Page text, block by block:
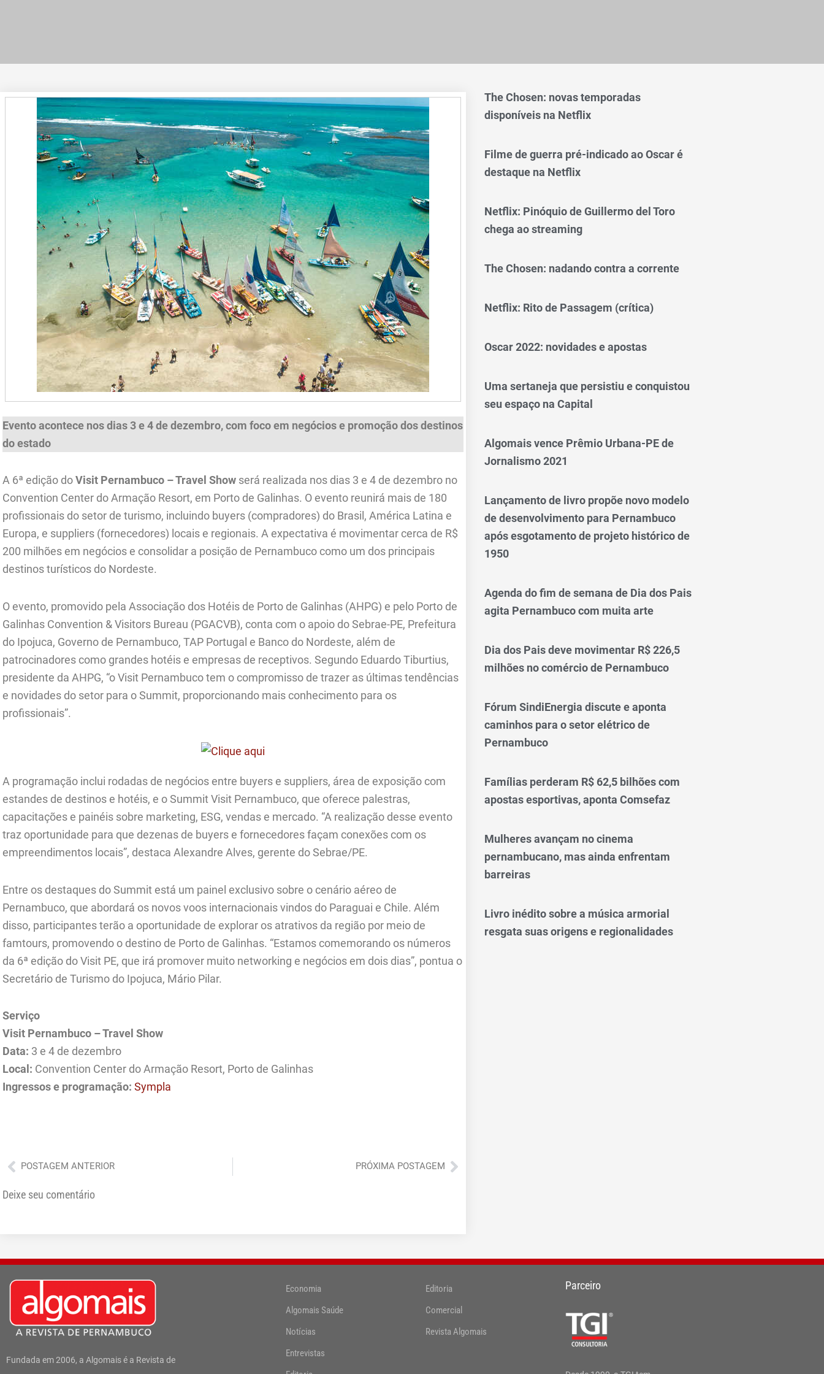
Evento acontece nos dias 3 e 4 de dezembro, com foco em negócios e promoção dos destinos
do estado
A 6ª edição doVisit Pernambuco – Travel Show será realizada nos dias 3 e 4 de dezembro no
Convention Center do Armação Resort, em Porto de Galinhas. O evento reunirá mais de 180
profissionais do setor de turismo, incluindo buyers (compradores) do Brasil, América Latina e
Europa, e suppliers (fornecedores) locais e regionais. A expectativa é movimentar cerca de R$
200 milhões em negócios e consolidar a posição de Pernambuco como um dos principais
destinos turísticos do Nordeste.
O evento, promovido pela Associação dos Hotéis de Porto de Galinhas (AHPG) e pelo Porto de
Galinhas Convention & Visitors Bureau (PGACVB), conta com o apoio do Sebrae-PE, Prefeitura
do Ipojuca, Governo de Pernambuco, TAP Portugal e Banco do Nordeste, além de
patrocinadores como grandes hotéis e empresas de receptivos. Segundo Eduardo Tiburtius,
presidente da AHPG, “o Visit Pernambuco tem o compromisso de trazer as últimas tendências
e novidades do setor para o Summit, proporcionando mais conhecimento para os
profissionais”.
A programação inclui rodadas de negócios entre buyers e suppliers, área de exposição com
estandes de destinos e hotéis, e o Summit Visit Pernambuco, que oferece palestras,
capacitações e painéis sobre marketing, ESG, vendas e mercado. “A realização desse evento
traz oportunidade para que dezenas de buyers e fornecedores façam conexões com os
empreendimentos locais”, destaca Alexandre Alves, gerente do Sebrae/PE.
Entre os destaques do Summit está um painel exclusivo sobre o cenário aéreo de
Pernambuco, que abordará os novos voos internacionais vindos do Paraguai e Chile. Além
disso, participantes terão a oportunidade de explorar os atrativos da região por meio de
famtours, promovendo o destino de Porto de Galinhas. “Estamos comemorando os números
da 6ª edição do Visit PE, que irá promover muito networking e negócios em dois dias”, pontua o
Secretário de Turismo do Ipojuca, Mário Pilar.
Serviço
Visit Pernambuco – Travel Show
Data: 3 e 4 de dezembro
Local: Convention Center do Armação Resort, Porto de Galinhas
Ingressos e programação: Sympla
Anterior
POSTAGEM ANTERIOR PRÓXIMA POSTAGEMPróximo
Deixe seu comentário
The Chosen: novas temporadas
disponíveis na Netflix
Filme de guerra pré-indicado ao Oscar é
destaque na Netflix
Netflix: Pinóquio de Guillermo del Toro
chega ao streaming
The Chosen: nadando contra a corrente
Netflix: Rito de Passagem (crítica)
Oscar 2022: novidades e apostas
Uma sertaneja que persistiu e conquistou
seu espaço na Capital
Algomais vence Prêmio Urbana-PE de
Jornalismo 2021
Lançamento de livro propõe novo modelo
de desenvolvimento para Pernambuco
após esgotamento de projeto histórico de
1950
Agenda do fim de semana de Dia dos Pais
agita Pernambuco com muita arte
Dia dos Pais deve movimentar R$ 226,5
milhões no comércio de Pernambuco
Fórum SindiEnergia discute e aponta
caminhos para o setor elétrico de
Pernambuco
Famílias perderam R$ 62,5 bilhões com
apostas esportivas, aponta Comsefaz
Mulheres avançam no cinema
pernambucano, mas ainda enfrentam
barreiras
Livro inédito sobre a música armorial
resgata suas origens e regionalidades
Fundada em 2006, a Algomais é a Revista de
Economia
Algomais Saúde
Notícias
Entrevistas
Editoria
Comercial
Revista Algomais
Parceiro